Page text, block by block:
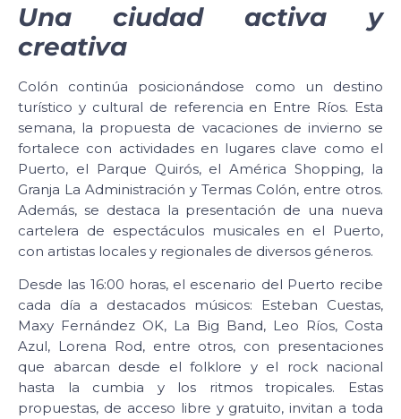
Una ciudad activa y
creativa
Colón continúa posicionándose como un destino
turístico y cultural de referencia en Entre Ríos. Esta
semana, la propuesta de vacaciones de invierno se
fortalece con actividades en lugares clave como el
Puerto, el Parque Quirós, el América Shopping, la
Granja La Administración y Termas Colón, entre otros.
Además, se destaca la presentación de una nueva
cartelera de espectáculos musicales en el Puerto,
con artistas locales y regionales de diversos géneros.
Desde las 16:00 horas, el escenario del Puerto recibe
cada día a destacados músicos: Esteban Cuestas,
Maxy Fernández OK, La Big Band, Leo Ríos, Costa
Azul, Lorena Rod, entre otros, con presentaciones
que abarcan desde el folklore y el rock nacional
hasta la cumbia y los ritmos tropicales. Estas
propuestas, de acceso libre y gratuito, invitan a toda